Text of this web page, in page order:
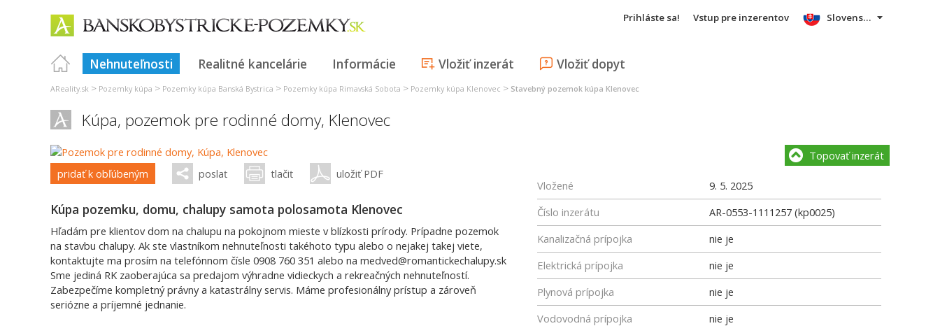
Prihláste sa! Vstup pre inzerentov
Nehnuteľnosti Realitné kancelárie Informácie Vložiť inzerát Vložiť dopyt
Slovensky
AReality.sk > Pozemky kúpa > Pozemky kúpa Banská Bystrica > Pozemky kúpa Rimavská Sobota > Pozemky kúpa Klenovec > Stavebný pozemok kúpa Klenovec
Kúpa, pozemok pre rodinné domy, Klenovec
pridať k obľúbeným poslať tlačiť uložiť PDF
Kúpa pozemku, domu, chalupy samota polosamota Klenovec
Hľadám pre klientov dom na chalupu na pokojnom mieste v blízkosti prírody. Prípadne pozemok
na stavbu chalupy. Ak ste vlastníkom nehnuteľnosti takéhoto typu alebo o nejakej takej viete,
kontaktujte ma prosím na telefónnom čísle 0908 760 351 alebo na medved@romantickechalupy.sk
Sme jediná RK zaoberajúca sa predajom výhradne vidieckych a rekreačných nehnuteľností.
Zabezpečíme kompletný právny a katastrálny servis. Máme profesionálny prístup a zároveň
seriózne a príjemné jednanie.
Topovať inzerát
Vložené
9. 5. 2025
Číslo inzerátu
AR-0553-1111257 (kp0025)
Kanalizačná prípojka
nie je
Elektrická prípojka
nie je
Plynová prípojka
nie je
Vodovodná prípojka
nie je